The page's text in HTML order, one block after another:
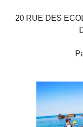
20 RUE DES